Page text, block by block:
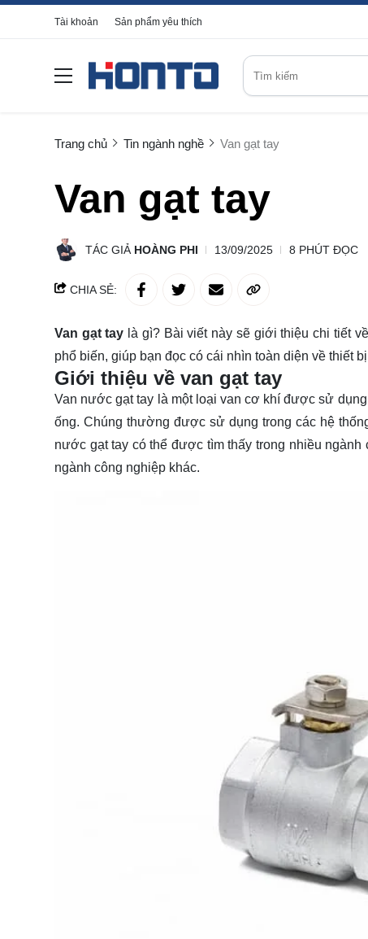
Tài khoản Sản phẩm yêu thích
Trang chủ Tin ngành nghề Van gạt tay
Van gạt tay
TÁC GIẢ HOÀNG PHI 13/09/2025 8 PHÚT ĐỌC
CHIA SẺ:
Van gạt tay là gì? Bài viết này sẽ giới thiệuchi tiếtvề
phổ biến, giúp bạn đọc có cái nhìn toàn diện về thiết
Giới thiệu về van gạt tay
Van nước gạt tay là một loại van cơ khí được sử
ống. Chúng thường được sử dụng trong các hệ
nước gạt tay có thể được tìm thấy trong nhiều
ngành công nghiệp khác.